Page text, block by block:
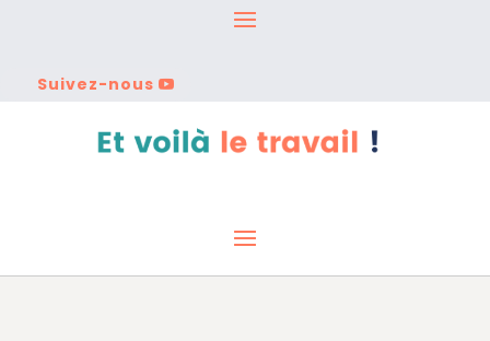
Suivez-nous